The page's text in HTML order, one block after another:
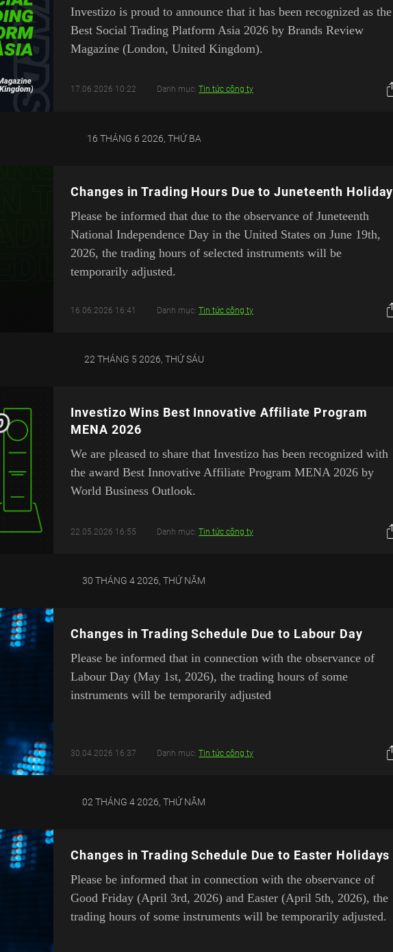
Investizo is proud to announce that it has been recognized as the
Best Social Trading Platform Asia 2026 by Brands Review
Magazine (London, United Kingdom).
17.06.2026 10:22 Danh mục:Tin tức công ty
16 THÁNG 6 2026, THỨ BA
Changes in Trading Hours Due to Juneteenth Holiday
Please be informed that due to the observance of Juneteenth
National Independence Day in the United States on June 19th,
2026, the trading hours of selected instruments will be
temporarily adjusted.
16.06.2026 16:41 Danh mục:Tin tức công ty
22 THÁNG 5 2026, THỨ SÁU
Investizo Wins Best Innovative Affiliate Program
MENA 2026
We are pleased to share that Investizo has been recognized with
the award Best Innovative Affiliate Program MENA 2026 by
World Business Outlook.
22.05.2026 16:55 Danh mục:Tin tức công ty
30 THÁNG 4 2026, THỨ NĂM
Changes in Trading Schedule Due to Labour Day
Please be informed that in connection with the observance of
Labour Day (May 1st, 2026), the trading hours of some
instruments will be temporarily adjusted
30.04.2026 16:37 Danh mục:Tin tức công ty
02 THÁNG 4 2026, THỨ NĂM
Changes in Trading Schedule Due to Easter Holidays
Please be informed that in connection with the observance of
Good Friday (April 3rd, 2026) and Easter (April 5th, 2026), the
trading hours of some instruments will be temporarily adjusted.